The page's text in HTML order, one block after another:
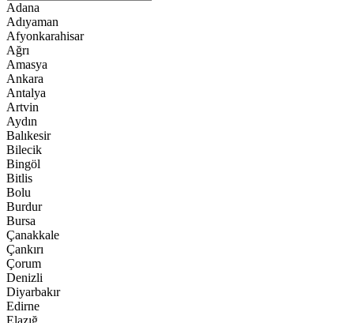
Adana
Adıyaman
Afyonkarahisar
Ağrı
Amasya
Ankara
Antalya
Artvin
Aydın
Balıkesir
Bilecik
Bingöl
Bitlis
Bolu
Burdur
Bursa
Çanakkale
Çankırı
Çorum
Denizli
Diyarbakır
Edirne
Elazığ